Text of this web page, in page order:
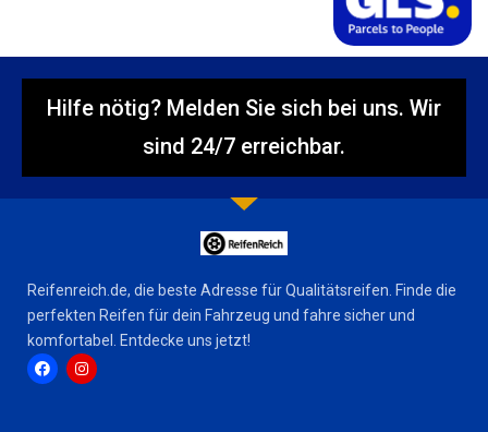
Hilfe nötig? Melden Sie sich bei uns. Wir
sind 24/7 erreichbar.
Reifenreich.de, die beste Adresse für Qualitätsreifen. Finde die
perfekten Reifen für dein Fahrzeug und fahre sicher und
komfortabel. Entdecke uns jetzt!